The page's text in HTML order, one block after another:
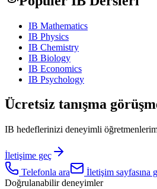
IB Mathematics
IB Physics
IB Chemistry
IB Biology
IB Economics
IB Psychology
Ücretsiz tanışma
IB hedeflerinizi deneyimli
İletişime geç
Telefonla ara
İletişim sayfasına
Doğrulanabilir deneyimler